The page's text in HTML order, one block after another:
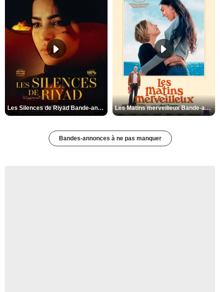
Les Silences de Riyad Bande-annonce VO STFR Les Matins merveilleux Bande-annonce VF
Bandes-annonces à ne pas manquer